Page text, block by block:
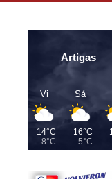
Artigas
Vi
14°C
8°C
Sá
16°C
5°C